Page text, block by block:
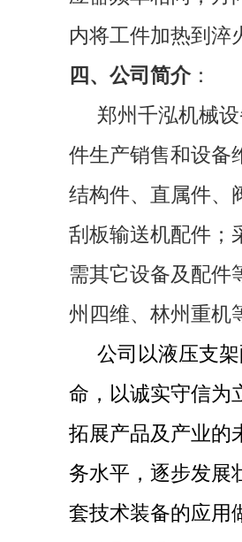
内将工件加热到淬
四、公司简介：
郑州千泓机械
件生产销售和设备
结构件、直属件、
刮板输送机配件；
需其它设备及配件
州四维、林州重机
公司以液压支
命，以诚实守信为
拓展产品及产业的
务水平，逐步发展
套技术装备的应用